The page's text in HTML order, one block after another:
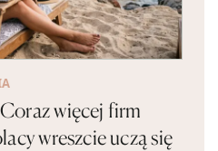
więcej firm
wreszcie uczą się